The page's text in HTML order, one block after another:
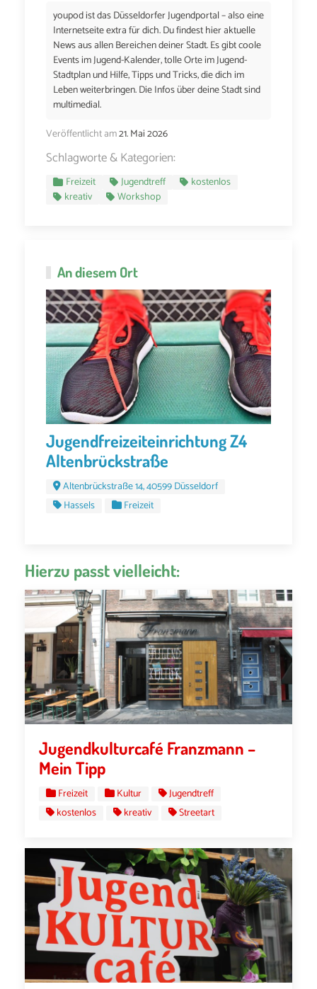
youpod ist das Düsseldorfer Jugendportal – also eine
Internetseite extra für dich. Du findest hier aktuelle
News aus allen Bereichen deiner Stadt. Es gibt coole
Events im Jugend-Kalender, tolle Orte im Jugend-
Stadtplan und Hilfe, Tipps und Tricks, die dich im
Leben weiterbringen. Die Infos über deine Stadt sind
multimedial.
Veröffentlicht am21. Mai 2026
Schlagworte & Kategorien:
Freizeit Jugendtreff
kostenlos
kreativ
Workshop
An diesem Ort
Jugendfreizeiteinrichtung Z4
Altenbrückstraße
Altenbrückstraße 14, 40599 Düsseldorf
Hassels
Freizeit
Hierzu passt vielleicht:
Jugendkulturcafé Franzmann –
Mein Tipp
Freizeit Kultur
Jugendtreff
kostenlos
kreativ Streetart